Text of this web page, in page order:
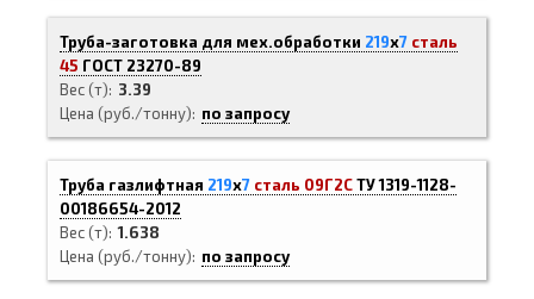
Труба-заготовка для мех.обработки 219х7 сталь
45 ГОСТ 23270-89
Вес (т)
3.39
Цена (руб./тонну)
по запросу
Труба газлифтная 219х7 сталь 09Г2СТУ 1319-1128-
00186654-2012
Вес (т) 1.638
Цена (руб./тонну)
по запросу